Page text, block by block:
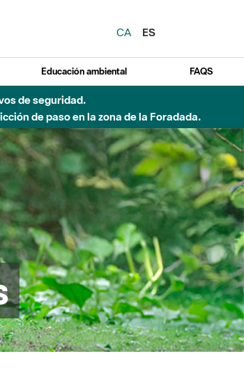
CA
ES
Educación ambiental FAQS
de seguridad.
de paso en la zona de la Foradada.